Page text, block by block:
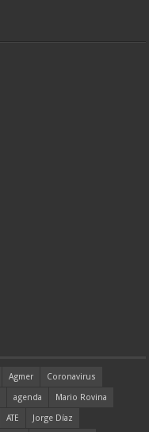
Agmer
Coronavirus
agenda
Mario Rovina
ATE
Jorge Díaz